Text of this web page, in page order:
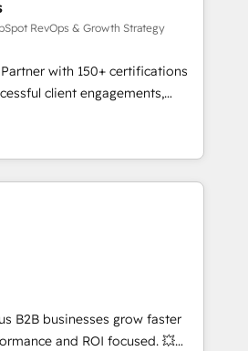
marketing, commerciales et
synchronisation API,
les visiteurs en
de
marketing (SEO, SEA,
marketing, ABM, IA,
HubSpot réussies - 40
certifications HubSpot
RevOps & Growth Strategy
with 150+ certifications
client engagements,
complexity into
growth. From onboarding to
our in-house team
that drive long-term
and automation setup •
and data cleanups •
integrations 📈 End-to-
• Lifecycle marketing and
• Sales enablement tools
• Retention strategies with
B2B businesses grow faster
and ROI focused. 💥